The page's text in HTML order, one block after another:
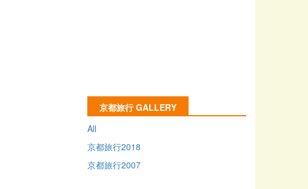
京都旅行 GALLERY
All
京都旅行2018
京都旅行2007